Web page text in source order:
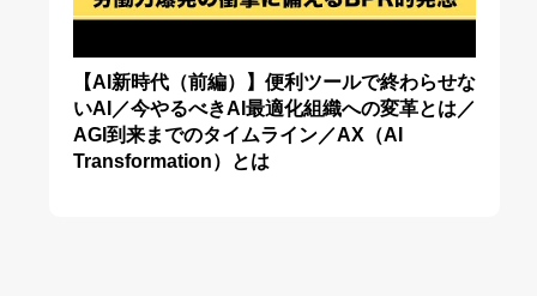
【AI新時代（前編）】便利ツールで終わらせな
いAI／今やるべきAI最適化組織への変革とは／
AGI到来までのタイムライン／AX（AI
Transformation）とは